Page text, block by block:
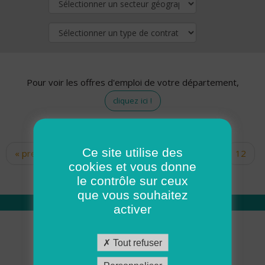
Pour voir les offres d'emploi de votre département,
cliquez ici !
Pages
« premier ‹ précédent … 10
12
14 15 16 17
Qui sommes nous
Académie ADMR
Ce site utilise des
cookies et vous donne
le contrôle sur ceux
que vous souhaitez
activer
Tout refuser